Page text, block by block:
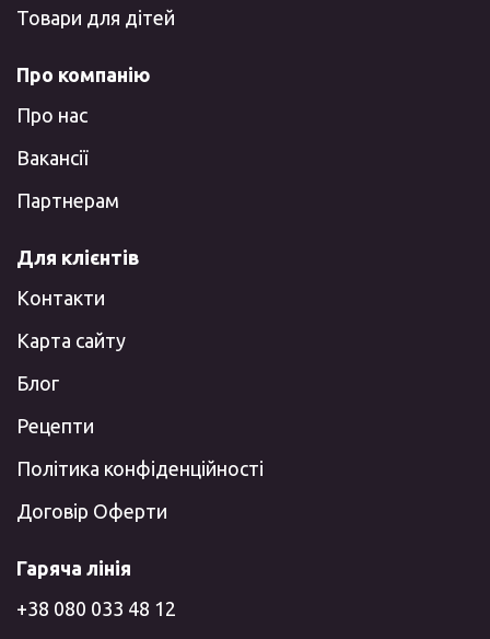
Товари для дітей
Про компанію
Про нас
Вакансії
Партнерам
Для клієнтів
Контакти
Карта сайту
Блог
Рецепти
Політика конфіденційності
Договір Оферти
Гаряча лінія
+38 080 033 48 12